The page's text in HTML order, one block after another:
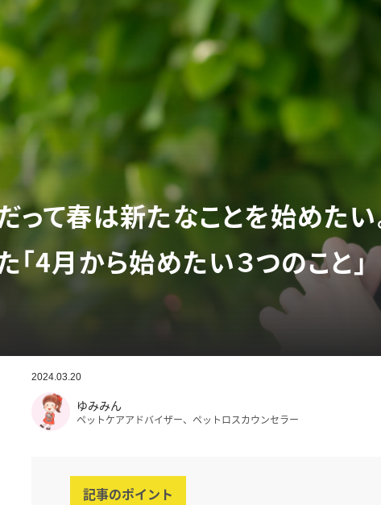
って春は新たなことを始めた
「4月から始めたい３つのこと」
2024.03.20
ゆみみん
ペットケアアドバイザー、ペットロスカウンセラー
記事のポイント